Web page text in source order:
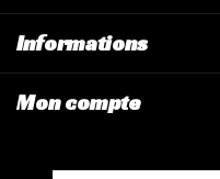
Informations
Mon compte